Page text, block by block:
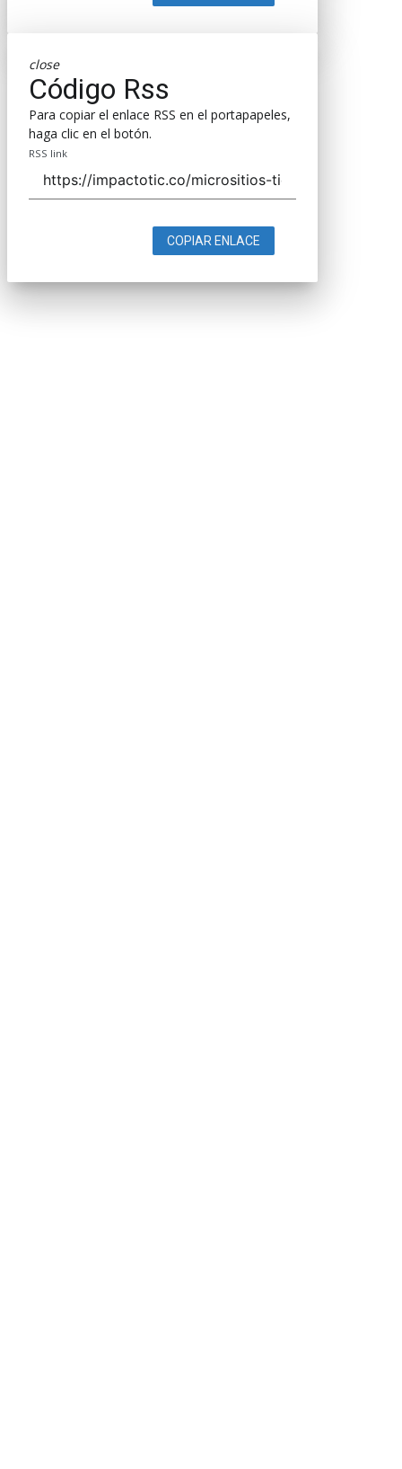
close
Código Rss
Para copiar el enlace RSS en el portapapeles,
haga clic en el botón.
RSS link
COPIAR ENLACE